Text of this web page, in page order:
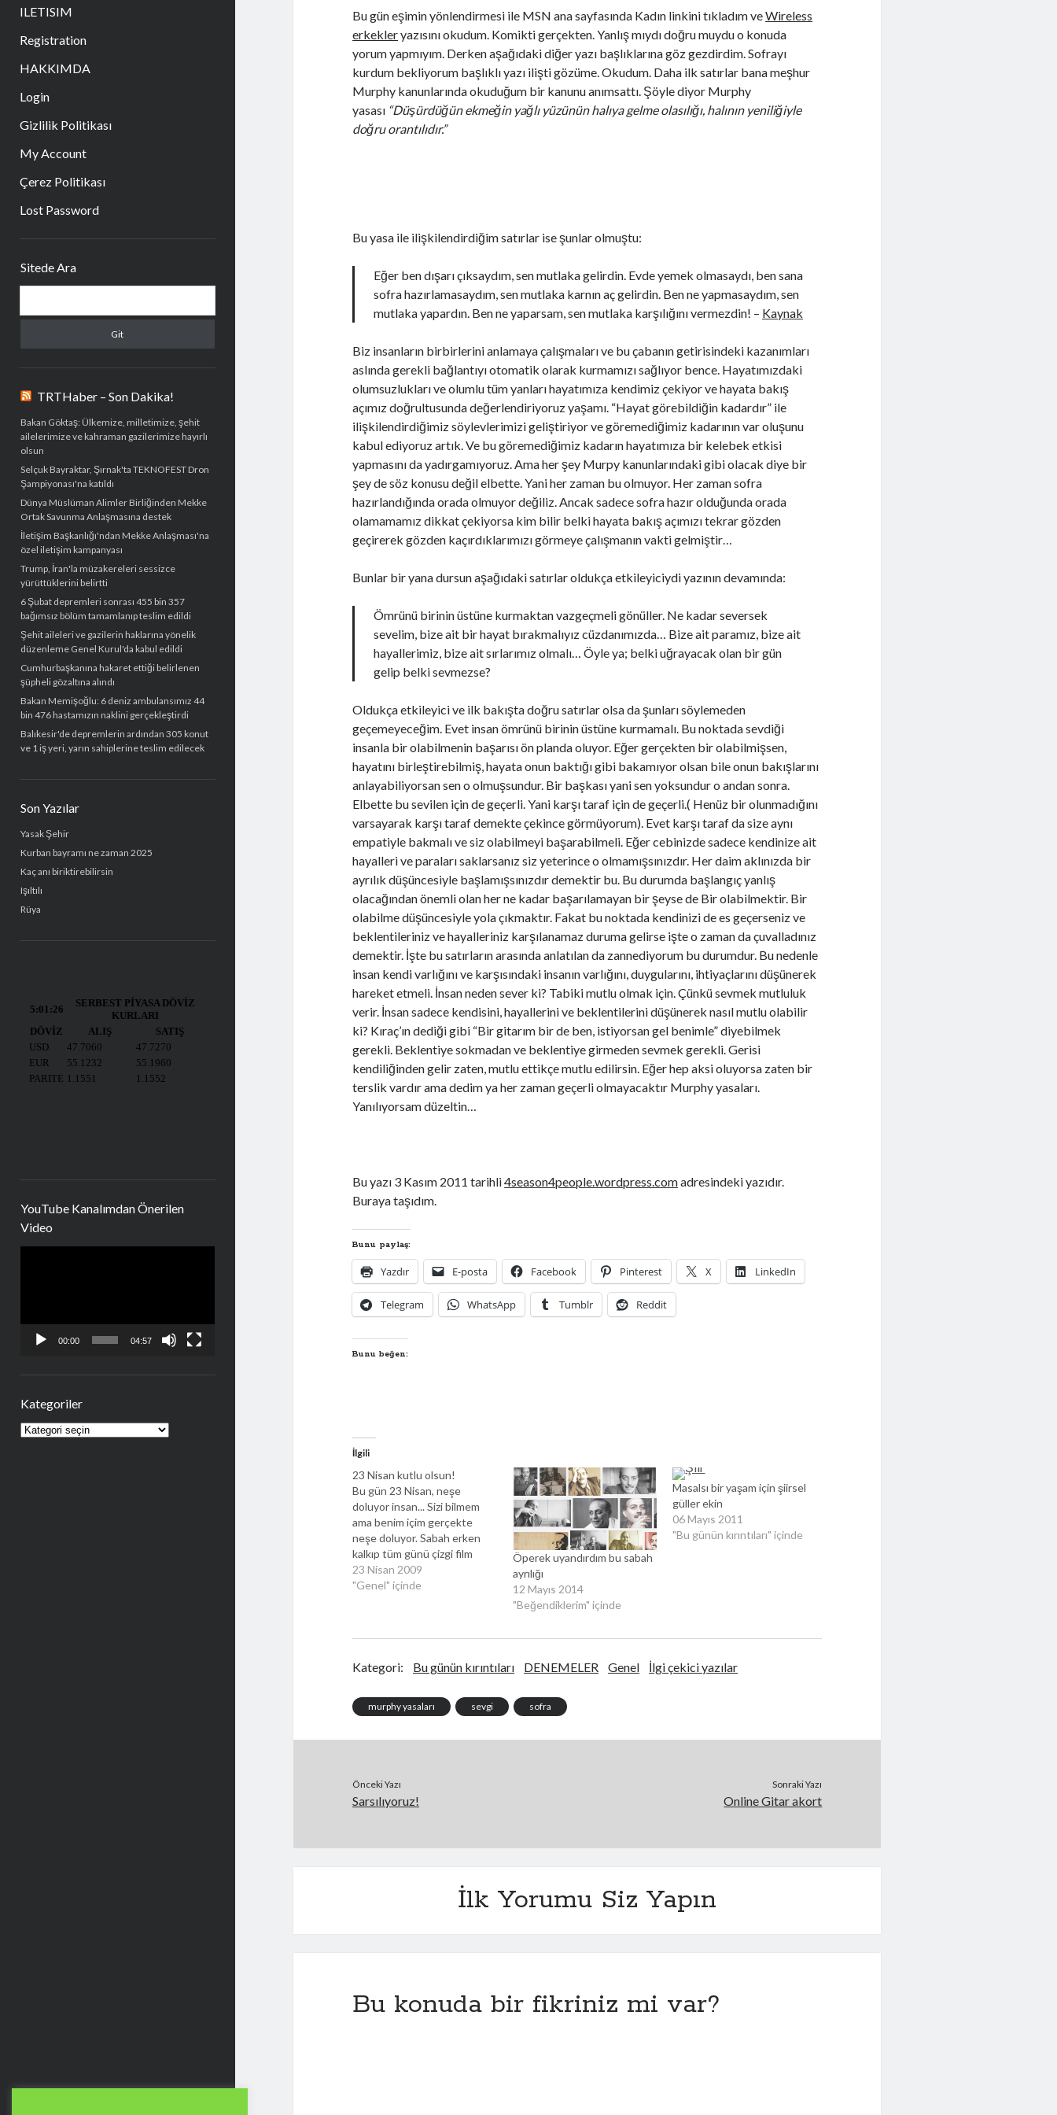
ILETISIM
Registration
HAKKIMDA
Login
Gizlilik Politikası
My Account
Çerez Politikası
Lost Password
Menü
Sitede Ara
TRTHaber – Son Dakika!
Bakan Göktaş: Ülkemize, milletimize, şehit
ailelerimize ve kahraman gazilerimize hayırlı
olsun
Selçuk Bayraktar, Şırnak'ta TEKNOFEST Dron
Şampiyonası'na katıldı
Dünya Müslüman Alimler Birliğinden Mekke
Ortak Savunma Anlaşmasına destek
İletişim Başkanlığı'ndan Mekke Anlaşması'na
özel iletişim kampanyası
Trump, İran'la müzakereleri sessizce
yürüttüklerini belirtti
6 Şubat depremleri sonrası 455 bin 357
bağımsız bölüm tamamlanıp teslim edildi
Şehit aileleri ve gazilerin haklarına yönelik
düzenleme Genel Kurul'da kabul edildi
Cumhurbaşkanına hakaret ettiği belirlenen
şüpheli gözaltına alındı
Bakan Memişoğlu: 6 deniz ambulansımız 44
bin 476 hastamızın naklini gerçekleştirdi
Balıkesir'de depremlerin ardından 305 konut
ve 1 iş yeri, yarın sahiplerine teslim edilecek
Son Yazılar
Yasak Şehir
Kurban bayramı ne zaman 2025
Kaç anı biriktirebilirsin
Işıltılı
Rüya
YouTube Kanalımdan Önerilen
Video
00:00 04:57
Kategoriler
Kategoriler
Bu gün eşimin yönlendirmesi ile MSN ana sayfasında Kadın linkini tıkladım veWireless
erkekleryazısını okudum. Komikti gerçekten. Yanlış mıydı doğru muydu o konuda
yorum yapmıyım. Derken aşağıdaki diğer yazı başlıklarına göz gezdirdim. Sofrayı
kurdum bekliyorum başlıklı yazı ilişti gözüme. Okudum. Daha ilk satırlar bana meşhur
Murphy kanunlarında okuduğum bir kanunu anımsattı. Şöyle diyor Murphy
yasası “Düşürdüğün ekmeğin yağlı yüzünün halıya gelme olasılığı, halının yeniliğiyle
doğru orantılıdır.”
Bu yasa ile ilişkilendirdiğim satırlar ise şunlar olmuştu:
Eğer ben dışarı çıksaydım, sen mutlaka gelirdin. Evde yemek olmasaydı, ben sana
sofra hazırlamasaydım, sen mutlaka karnın aç gelirdin. Ben ne yapmasaydım, sen
mutlaka yapardın. Ben ne yaparsam, sen mutlaka karşılığını vermezdin! – Kaynak
Biz insanların birbirlerini anlamaya çalışmaları ve bu çabanın getirisindeki kazanımları
aslında gerekli bağlantıyı otomatik olarak kurmamızı sağlıyor bence. Hayatımızdaki
olumsuzlukları ve olumlu tüm yanları hayatımıza kendimiz çekiyor ve hayata bakış
açımız doğrultusunda değerlendiriyoruz yaşamı. “Hayat görebildiğin kadardır” ile
ilişkilendirdiğimiz söylevlerimizi geliştiriyor ve göremediğimiz kadarının var oluşunu
kabul ediyoruz artık. Ve bu göremediğimiz kadarın hayatımıza bir kelebek etkisi
yapmasını da yadırgamıyoruz. Ama her şey Murpy kanunlarındaki gibi olacak diye bir
şey de söz konusu değil elbette. Yani her zaman bu olmuyor. Her zaman sofra
hazırlandığında orada olmuyor değiliz. Ancak sadece sofra hazır olduğunda orada
olamamamız dikkat çekiyorsa kim bilir belki hayata bakış açımızı tekrar gözden
geçirerek gözden kaçırdıklarımızı görmeye çalışmanın vakti gelmiştir…
Bunlar bir yana dursun aşağıdaki satırlar oldukça etkileyiciydi yazının devamında:
Ömrünü birinin üstüne kurmaktan vazgeçmeli gönüller. Ne kadar seversek
sevelim, bize ait bir hayat bırakmalıyız cüzdanımızda… Bize ait paramız, bize ait
hayallerimiz, bize ait sırlarımız olmalı… Öyle ya; belki uğrayacak olan bir gün
gelip belki sevmezse?
Oldukça etkileyici ve ilk bakışta doğru satırlar olsa da şunları söylemeden
geçemeyeceğim. Evet insan ömrünü birinin üstüne kurmamalı. Bu noktada sevdiği
insanla bir olabilmenin başarısı ön planda oluyor. Eğer gerçekten bir olabilmişsen,
hayatını birleştirebilmiş, hayata onun baktığı gibi bakamıyor olsan bile onun bakışlarını
anlayabiliyorsan sen o olmuşsundur. Bir başkası yani sen yoksundur o andan sonra.
Elbette bu sevilen için de geçerli. Yani karşı taraf için de geçerli.( Henüz bir olunmadığını
varsayarak karşı taraf demekte çekince görmüyorum). Evet karşı taraf da size aynı
empatiyle bakmalı ve siz olabilmeyi başarabilmeli. Eğer cebinizde sadece kendinize ait
hayalleri ve paraları saklarsanız siz yeterince o olmamışsınızdır. Her daim aklınızda bir
ayrılık düşüncesiyle başlamışsınızdır demektir bu. Bu durumda başlangıç yanlış
olacağından önemli olan her ne kadar başarılamayan bir şeyse de Bir olabilmektir. Bir
olabilme düşüncesiyle yola çıkmaktır. Fakat bu noktada kendinizi de es geçerseniz ve
beklentileriniz ve hayalleriniz karşılanamaz duruma gelirse işte o zaman da çuvalladınız
demektir. İşte bu satırların arasında anlatılan da zannediyorum bu durumdur. Bu nedenle
insan kendi varlığını ve karşısındaki insanın varlığını, duygularını, ihtiyaçlarını düşünerek
hareket etmeli. İnsan neden sever ki? Tabiki mutlu olmak için. Çünkü sevmek mutluluk
verir. İnsan sadece kendisini, hayallerini ve beklentilerini düşünerek nasıl mutlu olabilir
ki? Kıraç’ın dediği gibi “Bir gitarım bir de ben, istiyorsan gel benimle” diyebilmek
gerekli. Beklentiye sokmadan ve beklentiye girmeden sevmek gerekli. Gerisi
kendiliğinden gelir zaten, mutlu ettikçe mutlu edilirsin. Eğer hep aksi oluyorsa zaten bir
terslik vardır ama dedim ya her zaman geçerli olmayacaktır Murphy yasaları.
Yanılıyorsam düzeltin…
Bu yazı 3 Kasım 2011 tarihli4season4people.wordpress.comadresindeki yazıdır.
Buraya taşıdım.
Bunu paylaş:
Yazdır E-posta Facebook Pinterest X LinkedIn
Telegram WhatsApp Tumblr Reddit
Bunu beğen:
İlgili
23 Nisan kutlu olsun!
Bu gün 23 Nisan, neşe
doluyor insan... Sizi bilmem
ama benim içim gerçekte
neşe doluyor. Sabah erken
kalkıp tüm günü çizgi film
izleyerek geçirmek istiyorum
:)) Benim gibi çocuk ruhlu
istediği bu günü en çocuksu
23 Nisan 2009
"Genel" içinde
Öperek uyandırdım bu sabah
ayrılığı
12 Mayıs 2014
"Beğendiklerim" içinde
Masalsı bir yaşam için şiirsel
güller ekin
06 Mayıs 2011
"Bu günün kırıntıları" içinde
Kategori: Bu günün kırıntıları DENEMELER Genel İlgi çekici yazılar
murphy yasaları sevgi sofra
Önceki Yazı
Sarsılıyoruz!
Sonraki Yazı
Online Gitar akort
İlk Yorumu Siz Yapın
Bu konuda bir fikriniz mi var?